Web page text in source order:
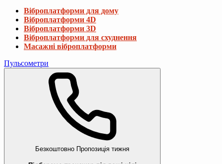
Віброплатформи для дому
Віброплатформи 4D
Віброплатформи 3D
Віброплатформи для схуднення
Масажні віброплатформи
Пульсометри
Безкоштовно Пропозиція тижня